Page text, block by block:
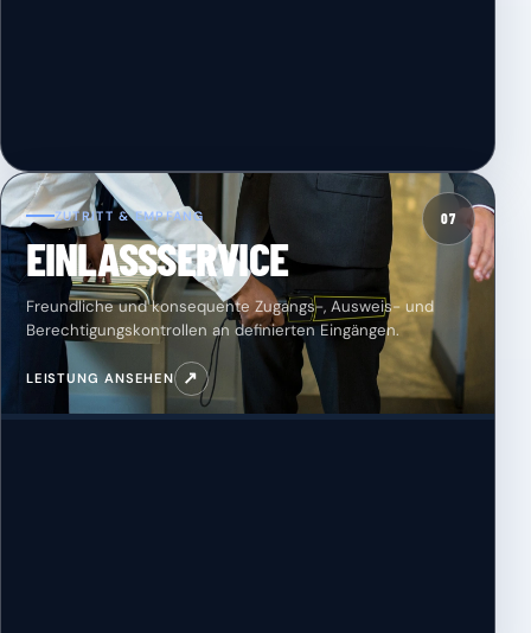
07
ZUTRITT & EMPFANG
EINLASSSERVICE
Freundliche und konsequente Zugangs-, Ausweis- und
Berechtigungskontrollen an definierten Eingängen.
LEISTUNG ANSEHEN ↗